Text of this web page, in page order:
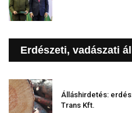
Erdészeti, vadászati
Álláshirdetés:
Trans Kft.